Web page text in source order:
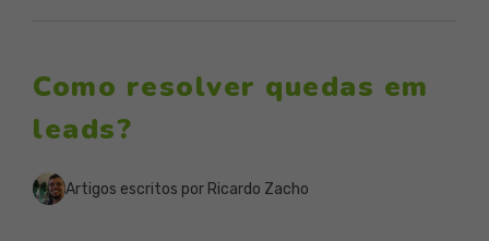
Como resolver quedas em
leads?
Artigos escritos por Ricardo Zacho